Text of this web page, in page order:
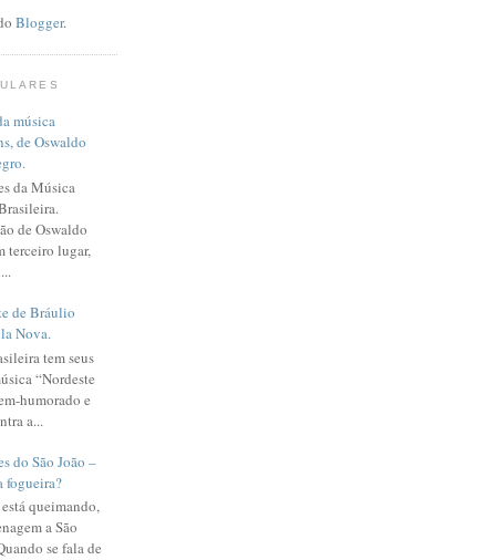
Blogger.
música
de Oswaldo
da Música
de Oswaldo
terceiro lugar,
de Bráulio
Nova.
tem seus
“Nordeste
humorado e
a...
do São João –
fogueira?
queimando,
a São
se fala de